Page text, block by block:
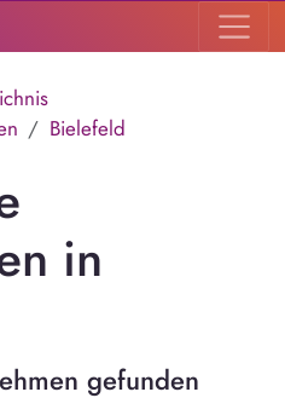
Bielefeld
in
gefunden